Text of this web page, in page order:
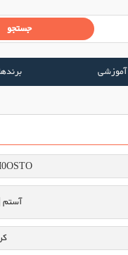
آموزشی
آستم | OSSTEM